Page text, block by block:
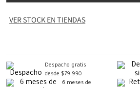
VER STOCK EN TIENDAS
Despacho gratis
desde $79.990
6 meses de